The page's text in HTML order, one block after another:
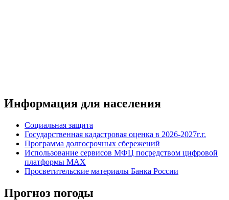
Информация для населения
Социальная защита
Государственная кадастровая оценка в 2026-2027г.г.
Программа долгосрочных сбережений
Использование сервисов МФЦ посредством цифровой
платформы MAX
Просветительские материалы Банка России
Прогноз погоды